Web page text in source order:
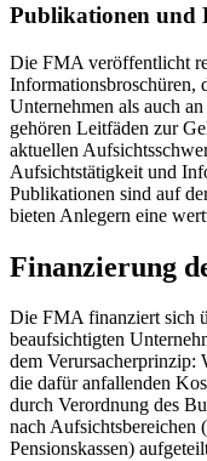
Publikationen und
Die FMA veröffentlicht
Informationsbroschüren,
Unternehmen als auch
gehören Leitfäden zur
aktuellen
Aufsichtstätigkeit und
Publikationen sind auf
bieten Anlegern eine
Finanzierung
Die FMA finanziert sich
beaufsichtigten
dem Verursacherprinzip:
die dafür anfallenden
durch Verordnung des
nach Aufsichtsbereichen
Pensionskassen)